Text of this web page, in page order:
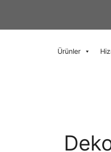
Ürünler